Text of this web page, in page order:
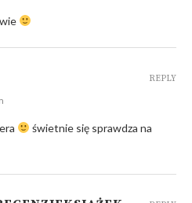
świetnie się sprawdza na
REPLY